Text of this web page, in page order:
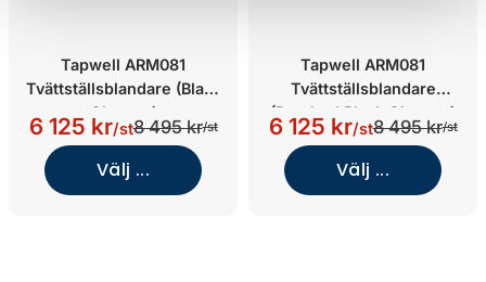
Tapwell ARM081
Tvättställsblandare (Black
Chrome)
6 125 kr/st8 495 kr/st
Välj ...
Tapwell ARM081
Tvättställsblandare
(Brushed Black Chrome)
6 125 kr/st8 495 kr/st
Välj ...